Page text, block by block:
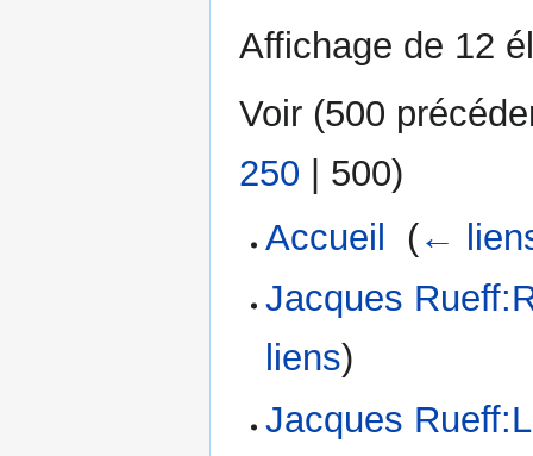
Affichage de 12
Voir (500
250 | 500)
Accueil
(←
Jacques
liens)
Jacques